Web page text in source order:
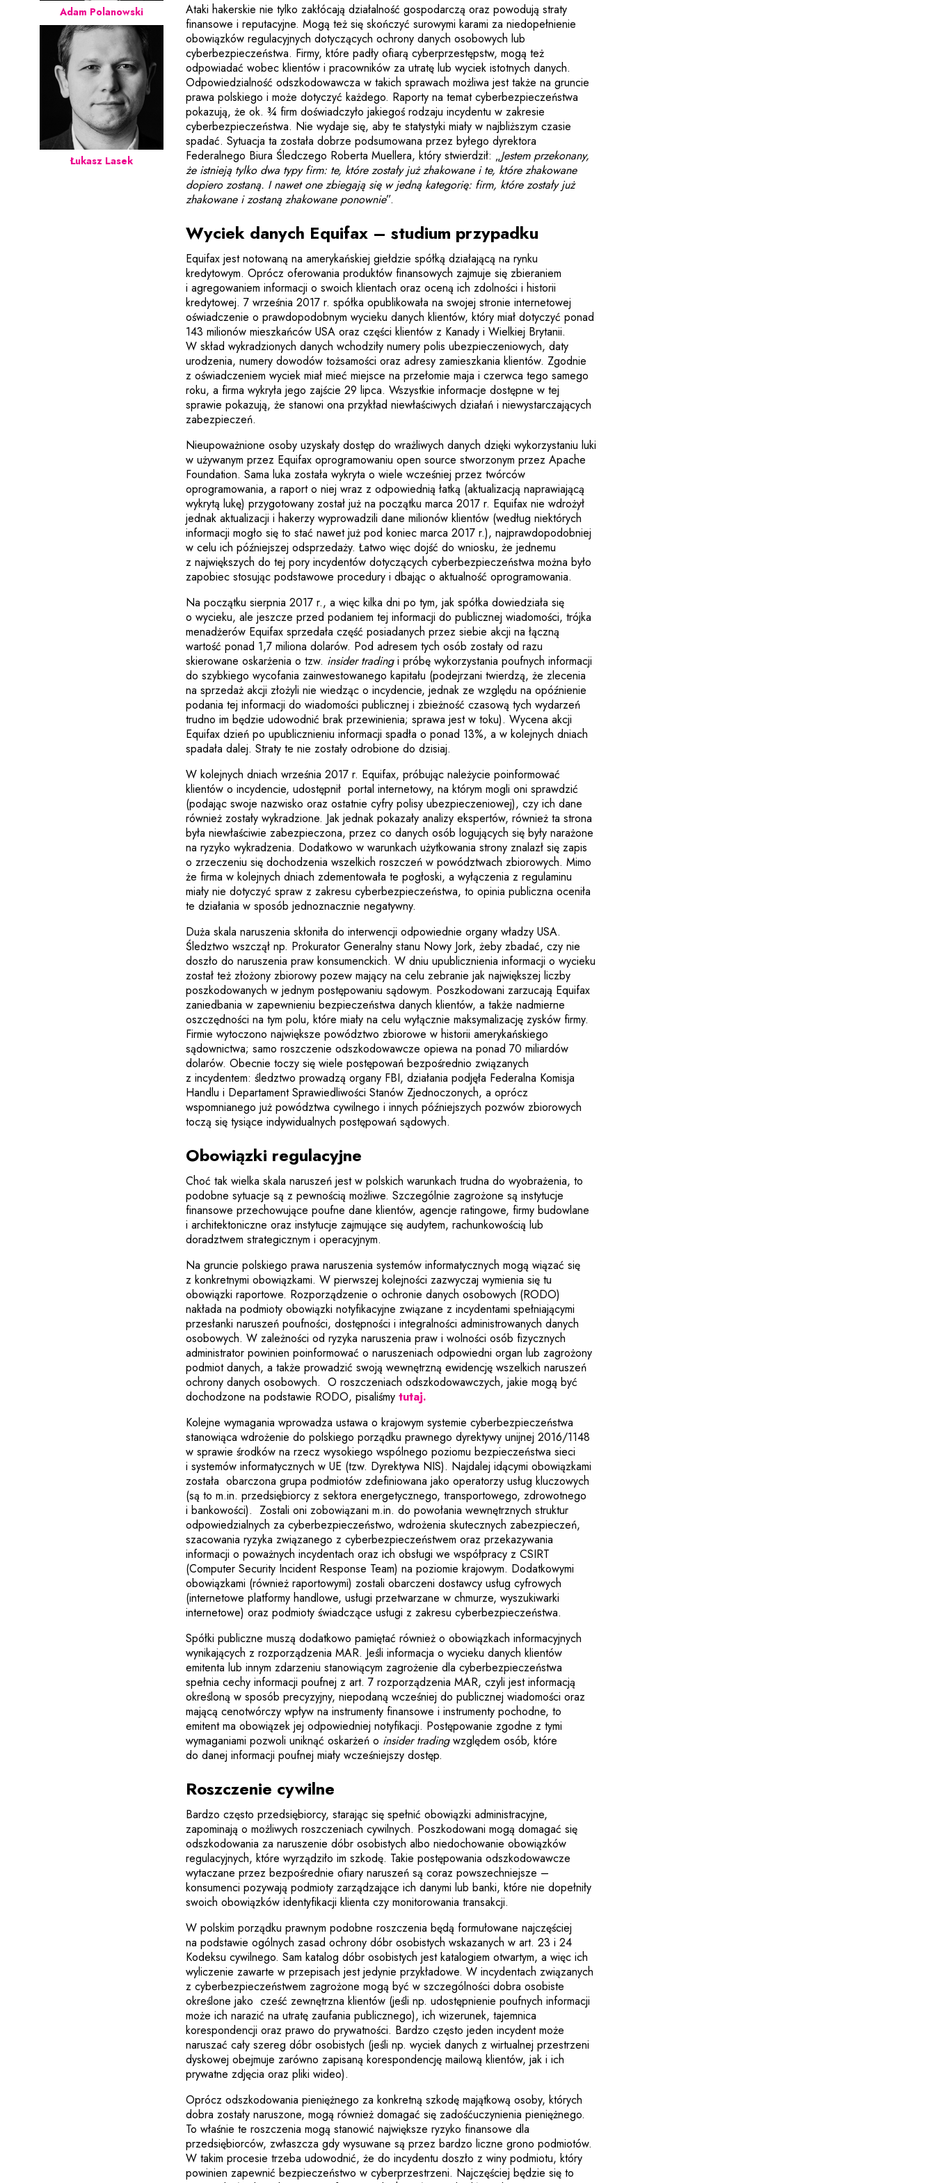
Ataki hakerskie nie tylko zakłócają działalność gospodarczą oraz powodują straty
finansowe i reputacyjne. Mogą też się skończyć surowymi karami za niedopełnienie
obowiązków regulacyjnych dotyczących ochrony danych osobowych lub
cyberbezpieczeństwa. Firmy, które padły ofiarą cyberprzestępstw, mogą też
odpowiadać wobec klientów i pracowników za utratę lub wyciek istotnych danych.
Odpowiedzialność odszkodowawcza w takich sprawach możliwa jest także na gruncie
prawa polskiego i może dotyczyć każdego. Raporty na temat cyberbezpieczeństwa
pokazują, że ok. ¾ firm doświadczyło jakiegoś rodzaju incydentu w zakresie
cyberbezpieczeństwa. Nie wydaje się, aby te statystyki miały w najbliższym czasie
spadać. Sytuacja ta została dobrze podsumowana przez byłego dyrektora
Federalnego Biura Śledczego Roberta Muellera, który stwierdził: „Jestem przekonany,
że istnieją tylko dwa typy firm: te, które zostały już zhakowane i te, które zhakowane
dopiero zostaną. I nawet one zbiegają się w jedną kategorię: firm, które zostały już
zhakowane i zostaną zhakowane ponownie”.
Wyciek danych Equifax – studium przypadku
Equifax jest notowaną na amerykańskiej giełdzie spółką działającą na rynku
kredytowym. Oprócz oferowania produktów finansowych zajmuje się zbieraniem
i agregowaniem informacji o swoich klientach oraz oceną ich zdolności i historii
kredytowej. 7 września 2017 r. spółka opublikowała na swojej stronie internetowej
oświadczenie o prawdopodobnym wycieku danych klientów, który miał dotyczyć ponad
143 milionów mieszkańców USA oraz części klientów z Kanady i Wielkiej Brytanii.
W skład wykradzionych danych wchodziły numery polis ubezpieczeniowych, daty
urodzenia, numery dowodów tożsamości oraz adresy zamieszkania klientów. Zgodnie
z oświadczeniem wyciek miał mieć miejsce na przełomie maja i czerwca tego samego
roku, a firma wykryła jego zajście 29 lipca. Wszystkie informacje dostępne w tej
sprawie pokazują, że stanowi ona przykład niewłaściwych działań i niewystarczających
zabezpieczeń.
Nieupoważnione osoby uzyskały dostęp do wrażliwych danych dzięki wykorzystaniu luki
w używanym przez Equifax oprogramowaniu open source stworzonym przez Apache
Foundation. Sama luka została wykryta o wiele wcześniej przez twórców
oprogramowania, a raport o niej wraz z odpowiednią łatką (aktualizacją naprawiającą
wykrytą lukę) przygotowany został już na początku marca 2017 r. Equifax nie wdrożył
jednak aktualizacji i hakerzy wyprowadzili dane milionów klientów (według niektórych
informacji mogło się to stać nawet już pod koniec marca 2017 r.), najprawdopodobniej
w celu ich późniejszej odsprzedaży. Łatwo więc dojść do wniosku, że jednemu
z największych do tej pory incydentów dotyczących cyberbezpieczeństwa można było
zapobiec stosując podstawowe procedury i dbając o aktualność oprogramowania.
Na początku sierpnia 2017 r., a więc kilka dni po tym, jak spółka dowiedziała się
o wycieku, ale jeszcze przed podaniem tej informacji do publicznej wiadomości, trójka
menadżerów Equifax sprzedała część posiadanych przez siebie akcji na łączną
wartość ponad 1,7 miliona dolarów. Pod adresem tych osób zostały od razu
skierowane oskarżenia o tzw. insider tradingi próbę wykorzystania poufnych informacji
do szybkiego wycofania zainwestowanego kapitału (podejrzani twierdzą, że zlecenia
na sprzedaż akcji złożyli nie wiedząc o incydencie, jednak ze względu na opóźnienie
podania tej informacji do wiadomości publicznej i zbieżność czasową tych wydarzeń
trudno im będzie udowodnić brak przewinienia; sprawa jest w toku). Wycena akcji
Equifax dzień po upublicznieniu informacji spadła o ponad 13%, a w kolejnych dniach
spadała dalej. Straty te nie zostały odrobione do dzisiaj.
W kolejnych dniach września 2017 r. Equifax, próbując należycie poinformować
klientów o incydencie, udostępnił portal internetowy, na którym mogli oni sprawdzić
(podając swoje nazwisko oraz ostatnie cyfry polisy ubezpieczeniowej), czy ich dane
również zostały wykradzione. Jak jednak pokazały analizy ekspertów, również ta strona
była niewłaściwie zabezpieczona, przez co danych osób logujących się były narażone
na ryzyko wykradzenia. Dodatkowo w warunkach użytkowania strony znalazł się zapis
o zrzeczeniu się dochodzenia wszelkich roszczeń w powództwach zbiorowych. Mimo
że firma w kolejnych dniach zdementowała te pogłoski, a wyłączenia z regulaminu
miały nie dotyczyć spraw z zakresu cyberbezpieczeństwa, to opinia publiczna oceniła
te działania w sposób jednoznacznie negatywny.
Duża skala naruszenia skłoniła do interwencji odpowiednie organy władzy USA.
Śledztwo wszczął np. Prokurator Generalny stanu Nowy Jork, żeby zbadać, czy nie
doszło do naruszenia praw konsumenckich. W dniu upublicznienia informacji o wycieku
został też złożony zbiorowy pozew mający na celu zebranie jak największej liczby
poszkodowanych w jednym postępowaniu sądowym. Poszkodowani zarzucają Equifax
zaniedbania w zapewnieniu bezpieczeństwa danych klientów, a także nadmierne
oszczędności na tym polu, które miały na celu wyłącznie maksymalizację zysków firmy.
Firmie wytoczono największe powództwo zbiorowe w historii amerykańskiego
sądownictwa; samo roszczenie odszkodowawcze opiewa na ponad 70 miliardów
dolarów. Obecnie toczy się wiele postępowań bezpośrednio związanych
z incydentem: śledztwo prowadzą organy FBI, działania podjęła Federalna Komisja
Handlu i Departament Sprawiedliwości Stanów Zjednoczonych, a oprócz
wspomnianego już powództwa cywilnego i innych późniejszych pozwów zbiorowych
toczą się tysiące indywidualnych postępowań sądowych.
Obowiązki regulacyjne
Choć tak wielka skala naruszeń jest w polskich warunkach trudna do wyobrażenia, to
podobne sytuacje są z pewnością możliwe. Szczególnie zagrożone są instytucje
finansowe przechowujące poufne dane klientów, agencje ratingowe, firmy budowlane
i architektoniczne oraz instytucje zajmujące się audytem, rachunkowością lub
doradztwem strategicznym i operacyjnym.
Na gruncie polskiego prawa naruszenia systemów informatycznych mogą wiązać się
z konkretnymi obowiązkami. W pierwszej kolejności zazwyczaj wymienia się tu
obowiązki raportowe. Rozporządzenie o ochronie danych osobowych (RODO)
nakłada na podmioty obowiązki notyfikacyjne związane z incydentami spełniającymi
przesłanki naruszeń poufności, dostępności i integralności administrowanych danych
osobowych. W zależności od ryzyka naruszenia praw i wolności osób fizycznych
administrator powinien poinformować o naruszeniach odpowiedni organ lub zagrożony
podmiot danych, a także prowadzić swoją wewnętrzną ewidencję wszelkich naruszeń
ochrony danych osobowych. O roszczeniach odszkodowawczych, jakie mogą być
dochodzone na podstawie RODO, pisaliśmytutaj.
Kolejne wymagania wprowadza ustawa o krajowym systemie cyberbezpieczeństwa
stanowiąca wdrożenie do polskiego porządku prawnego dyrektywy unijnej 2016/1148
w sprawie środków na rzecz wysokiego wspólnego poziomu bezpieczeństwa sieci
i systemów informatycznych w UE (tzw. Dyrektywa NIS). Najdalej idącymi obowiązkami
została obarczona grupa podmiotów zdefiniowana jako operatorzy usług kluczowych
(są to m.in. przedsiębiorcy z sektora energetycznego, transportowego, zdrowotnego
i bankowości). Zostali oni zobowiązani m.in. do powołania wewnętrznych struktur
odpowiedzialnych za cyberbezpieczeństwo, wdrożenia skutecznych zabezpieczeń,
szacowania ryzyka związanego z cyberbezpieczeństwem oraz przekazywania
informacji o poważnych incydentach oraz ich obsługi we współpracy z CSIRT
(Computer Security Incident Response Team) na poziomie krajowym. Dodatkowymi
obowiązkami (również raportowymi) zostali obarczeni dostawcy usług cyfrowych
(internetowe platformy handlowe, usługi przetwarzane w chmurze, wyszukiwarki
internetowe) oraz podmioty świadczące usługi z zakresu cyberbezpieczeństwa.
Spółki publiczne muszą dodatkowo pamiętać również o obowiązkach informacyjnych
wynikających z rozporządzenia MAR. Jeśli informacja o wycieku danych klientów
emitenta lub innym zdarzeniu stanowiącym zagrożenie dla cyberbezpieczeństwa
spełnia cechy informacji poufnej z art. 7 rozporządzenia MAR, czyli jest informacją
określoną w sposób precyzyjny, niepodaną wcześniej do publicznej wiadomości oraz
mającą cenotwórczy wpływ na instrumenty finansowe i instrumenty pochodne, to
emitent ma obowiązek jej odpowiedniej notyfikacji. Postępowanie zgodne z tymi
wymaganiami pozwoli uniknąć oskarżeń o insider tradingwzględem osób, które
do danej informacji poufnej miały wcześniejszy dostęp.
Roszczenie cywilne
Bardzo często przedsiębiorcy, starając się spełnić obowiązki administracyjne,
zapominają o możliwych roszczeniach cywilnych. Poszkodowani mogą domagać się
odszkodowania za naruszenie dóbr osobistych albo niedochowanie obowiązków
regulacyjnych, które wyrządziło im szkodę. Takie postępowania odszkodowawcze
wytaczane przez bezpośrednie ofiary naruszeń są coraz powszechniejsze –
konsumenci pozywają podmioty zarządzające ich danymi lub banki, które nie dopełniły
swoich obowiązków identyfikacji klienta czy monitorowania transakcji.
W polskim porządku prawnym podobne roszczenia będą formułowane najczęściej
na podstawie ogólnych zasad ochrony dóbr osobistych wskazanych w art. 23 i 24
Kodeksu cywilnego. Sam katalog dóbr osobistych jest katalogiem otwartym, a więc ich
wyliczenie zawarte w przepisach jest jedynie przykładowe. W incydentach związanych
z cyberbezpieczeństwem zagrożone mogą być w szczególności dobra osobiste
określone jako cześć zewnętrzna klientów (jeśli np. udostępnienie poufnych informacji
może ich narazić na utratę zaufania publicznego), ich wizerunek, tajemnica
korespondencji oraz prawo do prywatności. Bardzo często jeden incydent może
naruszać cały szereg dóbr osobistych (jeśli np. wyciek danych z wirtualnej przestrzeni
dyskowej obejmuje zarówno zapisaną korespondencję mailową klientów, jak i ich
prywatne zdjęcia oraz pliki wideo).
Oprócz odszkodowania pieniężnego za konkretną szkodę majątkową osoby, których
dobra zostały naruszone, mogą również domagać się zadośćuczynienia pieniężnego.
To właśnie te roszczenia mogą stanowić największe ryzyko finansowe dla
przedsiębiorców, zwłaszcza gdy wysuwane są przez bardzo liczne grono podmiotów.
W takim procesie trzeba udowodnić, że do incydentu doszło z winy podmiotu, który
powinien zapewnić bezpieczeństwo w cyberprzestrzeni. Najczęściej będzie się to
Adam Polanowski
Łukasz Lasek